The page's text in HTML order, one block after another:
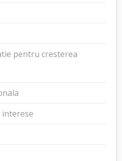
pentru cresterea
interese